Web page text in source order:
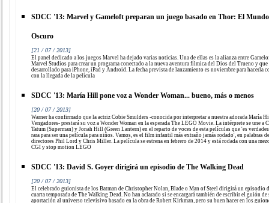
SDCC '13: Marvel y Gameloft preparan un juego basado en Thor: El Mundo
Oscuro
[21 / 07 / 2013]
El panel dedicado a los juegos Marvel ha dejado varias noticias. Una de ellas es la alianza entre
Marvel Studios para crear un programa conectado a la nueva aventura fílmica del Dios del Trueno y que
desarrollado para iPhone, iPad y Android. La fecha prevista de lanzamiento es noviembre para hacerla
con la llegada de la película
SDCC '13: María Hill pone voz a Wonder Woman... bueno, más o menos
[20 / 07 / 2013]
Warner ha confirmado que la actriz Cobie Smulders -conocida por interpretar a nuestra adorada María
Vengadores- prestará su voz a Wonder Woman en la esperada The LEGO Movie. La intérprete se une a
Tatum (Superman) y Jonah Hill (Green Lantern) en el reparto de voces de esta películas que 'es
rara para ser una película para niños. Vamos, es el film infantil más extraño jamás rodado', en palabras
directores Phil Lord y Chris Miller. La película se estrena en febrero de 2014 y está rodada con una
CGI y stop motion LEGO
SDCC '13: David S. Goyer dirigirá un episodio de The Walking Dead
[20 / 07 / 2013]
El celebrado guionista de los Batman de Christopher Nolan, Blade o Man of Steel dirigirá un episodio
cuarta temporada de The Walking Dead. No han aclarado si se encargará también de escribir el guión de
aportación al universo televisivo basado en la obra de Robert Kirkman, pero su buen hacer en los